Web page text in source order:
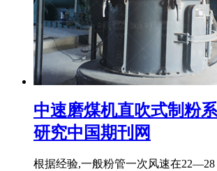
中速磨煤机直吹式制粉
研究中国期刊网
根据经验,一般粉管一次风速在22—28